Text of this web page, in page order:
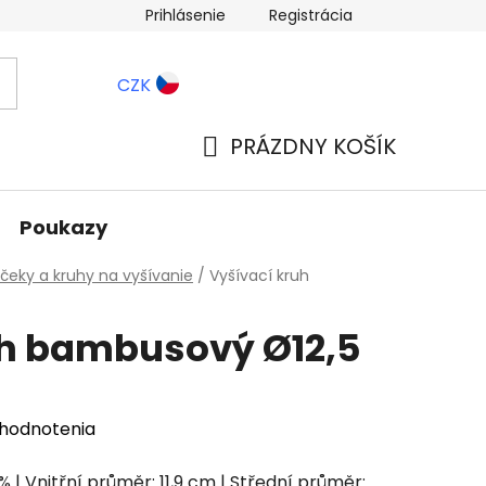
Blog
Prihlásenie Registrácia
CZK
PRÁZDNY KOŠÍK
Poukazy
a kruhy na vyšívanie / Vyšívací kruh
bambusový Ø12,5